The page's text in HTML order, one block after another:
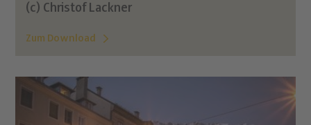
(c) Christof Lackner
Zum Download